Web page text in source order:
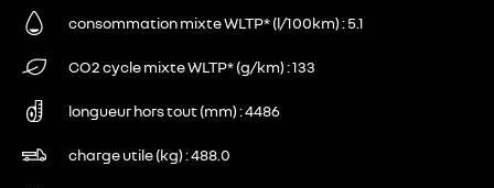
consommation mixte WLTP* (l/100km) 5.1
CO2 cycle mixte WLTP* (g/km) 133
longueur hors tout (mm) 4486
charge utile (kg) 488.0